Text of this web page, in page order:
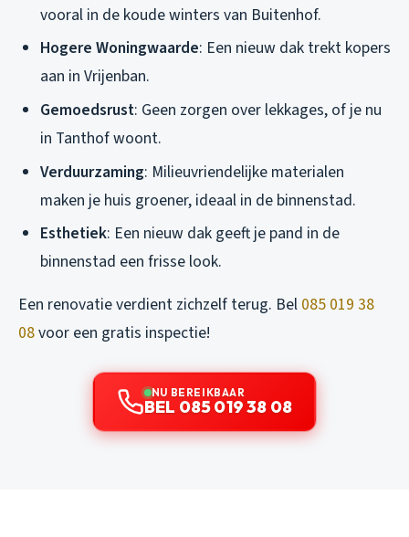
vooral in de koude winters van Buitenhof.
Hogere Woningwaarde: Een nieuw dak trekt kopers
aan in Vrijenban.
Gemoedsrust: Geen zorgen over lekkages, of je nu
in Tanthof woont.
Verduurzaming: Milieuvriendelijke materialen
maken je huis groener, ideaal in de binnenstad.
Esthetiek: Een nieuw dak geeft je pand in de
binnenstad een frisse look.
Een renovatie verdient zichzelf terug. Bel 085 019 38
08voor een gratis inspectie!
NU BEREIKBAAR
BEL 085 019 38 08